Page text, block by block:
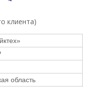
клиента)
область